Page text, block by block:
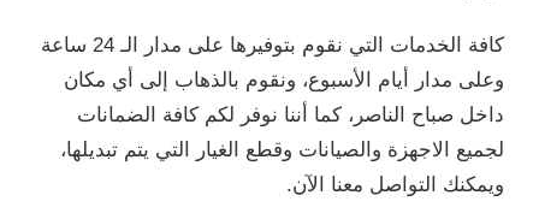
كافة الخدمات التي نقوم بتوفيرها على مدار الـ 24 ساعة
وعلى مدار أيام الأسبوع، ونقوم بالذهاب إلى أي مكان
داخل صباح الناصر، كما أننا نوفر لكم كافة الضمانات
لجميع الاجهزة والصيانات وقطع الغيار التي يتم تبديلها،
ويمكنك التواصل معنا الآن.